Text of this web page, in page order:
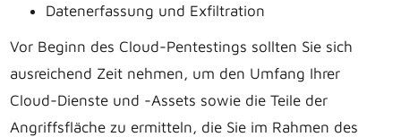
Datenerfassung und Exfiltration
Vor Beginn des Cloud-Pentestings sollten Sie sich
ausreichend Zeit nehmen, um den Umfang Ihrer
Cloud-Dienste und -Assets sowie die Teile der
Angriffsfläche zu ermitteln, die Sie im Rahmen des